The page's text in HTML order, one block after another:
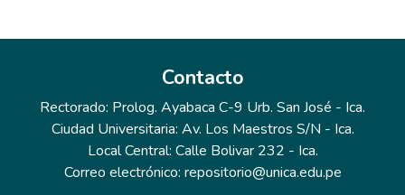
Contacto
Rectorado: Prolog. Ayabaca C-9 Urb. San José - Ica.
Ciudad Universitaria: Av. Los Maestros S/N - Ica.
Local Central: Calle Bolivar 232 - Ica.
Correo electrónico: repositorio@unica.edu.pe